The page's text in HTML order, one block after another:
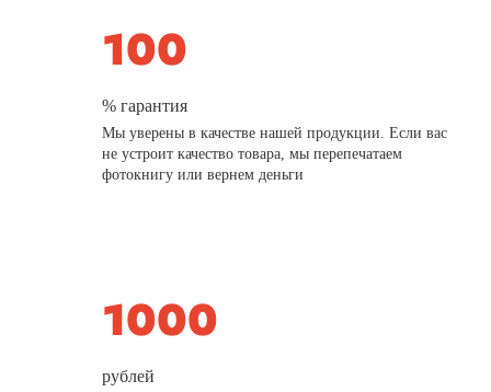
% гарантия
Мы уверены в качестве нашей продукции. Если вас
не устроит качество товара, мы перепечатаем
фотокнигу или вернем деньги
рублей